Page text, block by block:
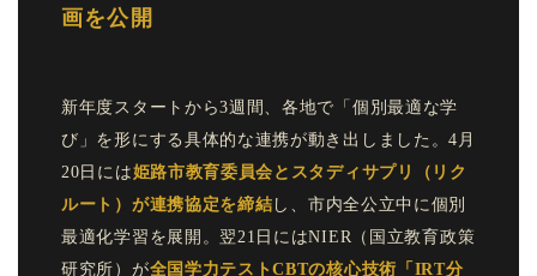
画を公開
新年度スタートから3週間、各地で「個別最適な学
び」を形にする具体的な連携が動き出しました。4月
20日には姫路市教育委員会とスタディサプリ（リク
ルート）が連携協定を締結 し、市内全公立中に個別
最適化学習を展開。翌21日にはNIER（国立教育政策
研究所）が全国学力テストCBTの核心技術「IRT分